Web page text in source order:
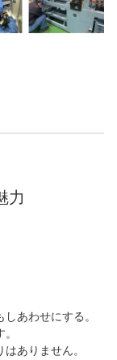
力
あわせにする。
ありません。